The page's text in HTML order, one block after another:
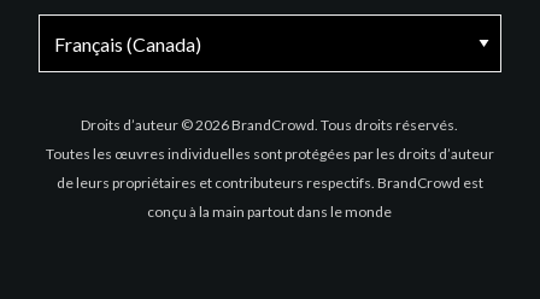
Droits d’auteur © 2026 BrandCrowd. Tous droits réservés.
Toutes les œuvres individuelles sont protégées par les droits d’auteur
de leurs propriétaires et contributeurs respectifs. BrandCrowd est
conçu à la main partout dans le monde